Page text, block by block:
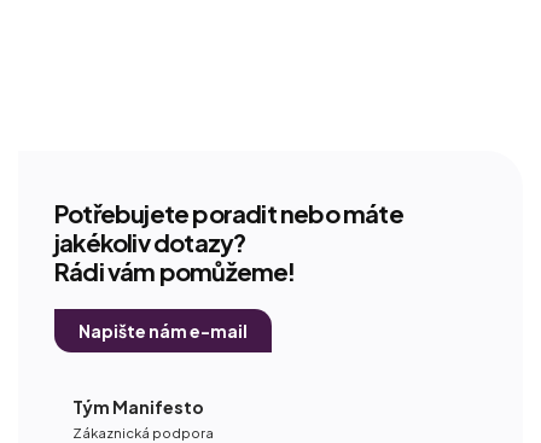
Potřebujete poradit nebo máte
jakékoliv dotazy?
Rádi vám pomůžeme!
Napište nám e-mail
Tým Manifesto
Zákaznická podpora